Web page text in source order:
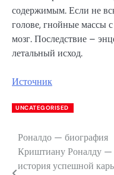
содержимым. Если не
голове, гнойные массы
мозг. Последствие –
летальный исход.
Источник
UNCATEGORISED
Навигация
по
Роналдо — биография
Криштиану Роналду —
история успешной